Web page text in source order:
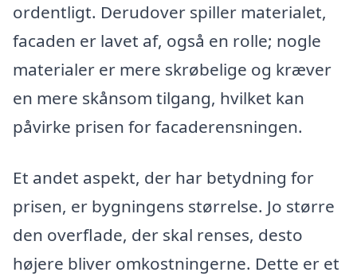
ordentligt. Derudover spiller materialet,
facaden er lavet af, også en rolle; nogle
materialer er mere skrøbelige og kræver
en mere skånsom tilgang, hvilket kan
påvirke prisen for facaderensningen.
Et andet aspekt, der har betydning for
prisen, er bygningens størrelse. Jo større
den overflade, der skal renses, desto
højere bliver omkostningerne. Dette er et